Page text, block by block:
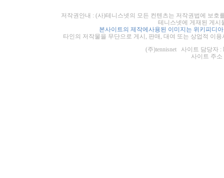
저작권안내 : (사)테니스넷의 모든 컨텐츠는 저작권법에 보
테니스넷에 게재된 게시
본사이트의 제작에사용된 이미지는 위키피디
타인의 저작물을 무단으로 게시, 판매, 대여 또는 상업적 이
(주)tennisnet 사이트 담당자 :
사이트 주